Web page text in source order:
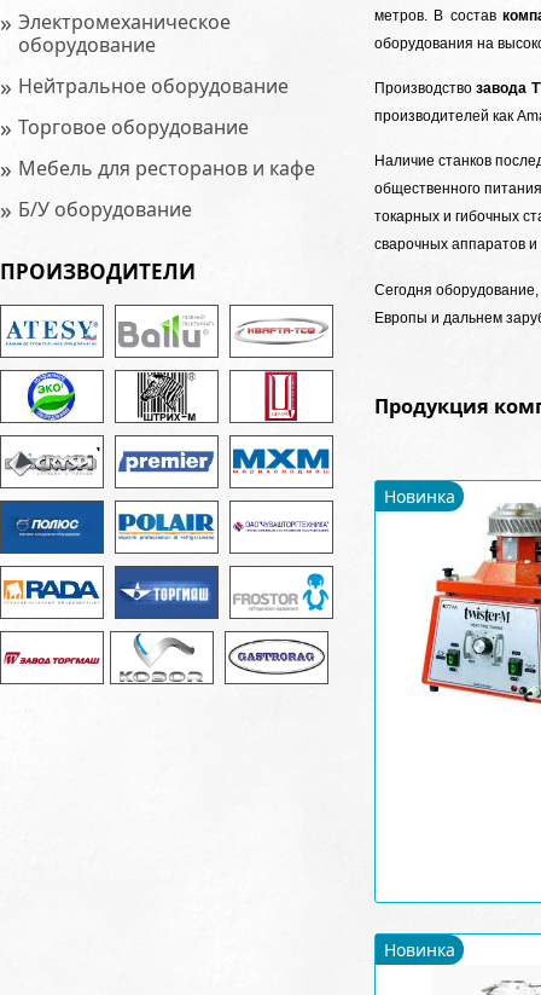
» Электромеханическое
оборудование
» Нейтральное оборудование
» Торговое оборудование
» Мебель для ресторанов и кафе
» Б/У оборудование
ПРОИЗВОДИТЕЛИ
метров. В состав
оборудования на
Производствозавода
производителей как
Наличие станков
общественного
токарных и гибочных
сварочных аппаратов и
Сегодня
Европы и дальнем
Продукция
Новинка
Новинка